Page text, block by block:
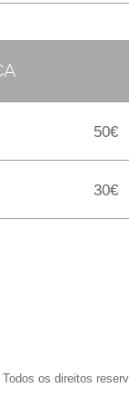
50€
30€
os direitos